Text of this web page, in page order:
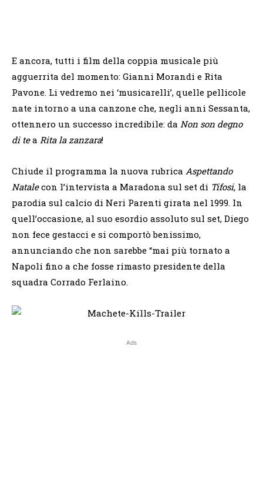
E ancora, tutti i film della coppia musicale più
agguerrita del momento: Gianni Morandi e Rita
Pavone. Li vedremo nei ‘musicarelli’, quelle pellicole
nate intorno a una canzone che, negli anni Sessanta,
ottennero un successo incredibile: da Non son degno
di tea Rita la zanzara!
Chiude il programma la nuova rubrica Aspettando
Natalecon l’intervista a Maradona sul set di Tifosi, la
parodia sul calcio di Neri Parenti girata nel 1999. In
quell’occasione, al suo esordio assoluto sul set, Diego
non fece gestacci e si comportò benissimo,
annunciando che non sarebbe “mai più tornato a
Napoli fino a che fosse rimasto presidente della
squadra Corrado Ferlaino.
Ads